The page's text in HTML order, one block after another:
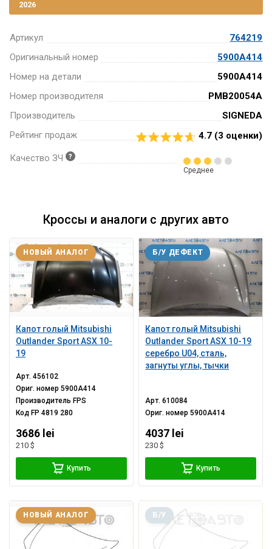
Артикул
764219
Оригинальный номер
5900A414
Номер на детали
5900A414
Номер производителя
PMB20054A
Производитель
SIGNEDA
Рейтинг продаж
4.7 (3 оценки)
Качество ЗЧ
Среднее
2026
Кроссы и аналоги с других авто
Капот голый Mitsubishi
Outlander Sport ASX 10-
19
НОВЫЙ АНАЛОГ
Арт.456102
Ориг. номер5900A414
Производитель FPS
Код FP 4819 280
3686 lei
210 $
Купить
Капот голый Mitsubishi
Outlander Sport ASX 10-19
серебро U04, сталь,
загнуты углы, тычки
Б/У ДЕФЕКТ
Арт.610084
Ориг. номер5900A414
4037 lei
230 $
Купить
НОВЫЙ АНАЛОГ Б/У